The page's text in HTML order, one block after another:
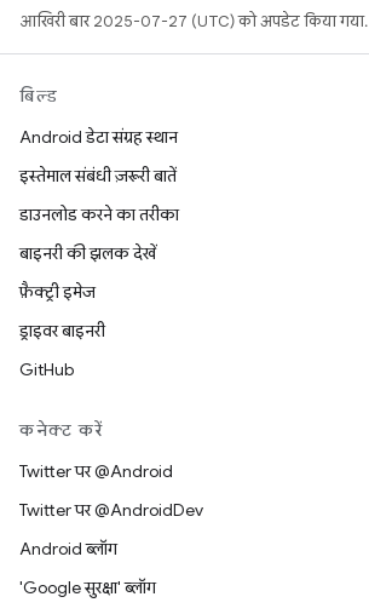
आखिरी बार 2025-07-27 (UTC) को अपडेट किया गया.
बिल्ड
Android डेटा संग्रह स्थान
इस्तेमाल संबंधी ज़रूरी बातें
डाउनलोड करने का तरीका
बाइनरी की झलक देखें
फ़ैक्ट्री इमेज
ड्राइवर बाइनरी
GitHub
कनेक्ट करें
Twitter पर @Android
Twitter पर @AndroidDev
Android ब्लॉग
'Google सुरक्षा' ब्लॉग